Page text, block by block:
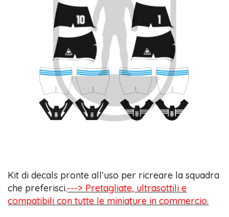
Kit di decals pronte all’uso per ricreare la squadra
che preferisci.---> Pretagliate, ultrasottili e
compatibili con tutte le miniature in commercio.